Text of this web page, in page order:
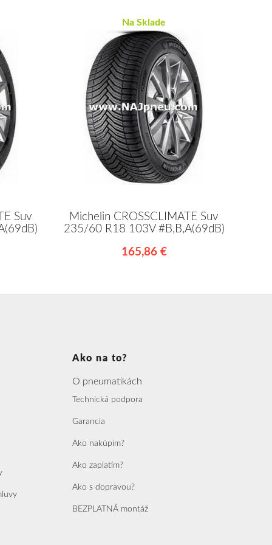
Suv
Na Sklade
Michelin CROSSCLIMATE Suv
235/60 R18 103V #B,B,A(69dB)
165,86 €
Ako na to?
O pneumatikách
Technická podpora
Garancia
Ako nakúpim?
Ako zaplatím?
Ako s dopravou?
BEZPLATNÁ montáž